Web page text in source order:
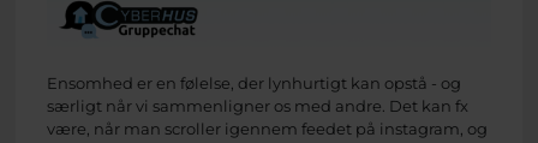
Ensomhed er en følelse, der lynhurtigt kan opstå - og
særligt når vi sammenligner os med andre. Det kan fx
være, når man scroller igennem feedet på instagram, og